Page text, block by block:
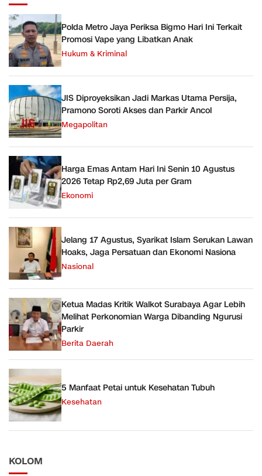
Polda Metro Jaya Periksa Bigmo Hari Ini Terkait
Promosi Vape yang Libatkan Anak
Hukum & Kriminal
JIS Diproyeksikan Jadi Markas Utama Persija,
Pramono Soroti Akses dan Parkir Ancol
Megapolitan
Harga Emas Antam Hari Ini Senin 10 Agustus
2026 Tetap Rp2,69 Juta per Gram
Ekonomi
Jelang 17 Agustus, Syarikat Islam Serukan Lawan
Hoaks, Jaga Persatuan dan Ekonomi Nasiona
Nasional
Ketua Madas Kritik Walkot Surabaya Agar Lebih
Melihat Perkonomian Warga Dibanding Ngurusi
Parkir
Berita Daerah
5 Manfaat Petai untuk Kesehatan Tubuh
Kesehatan
KOLOM